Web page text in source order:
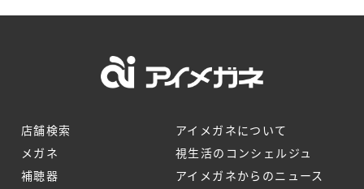
店舗検索
メガネ
補聴器
アイメガネについて
視生活のコンシェルジュ
アイメガネからのニュース